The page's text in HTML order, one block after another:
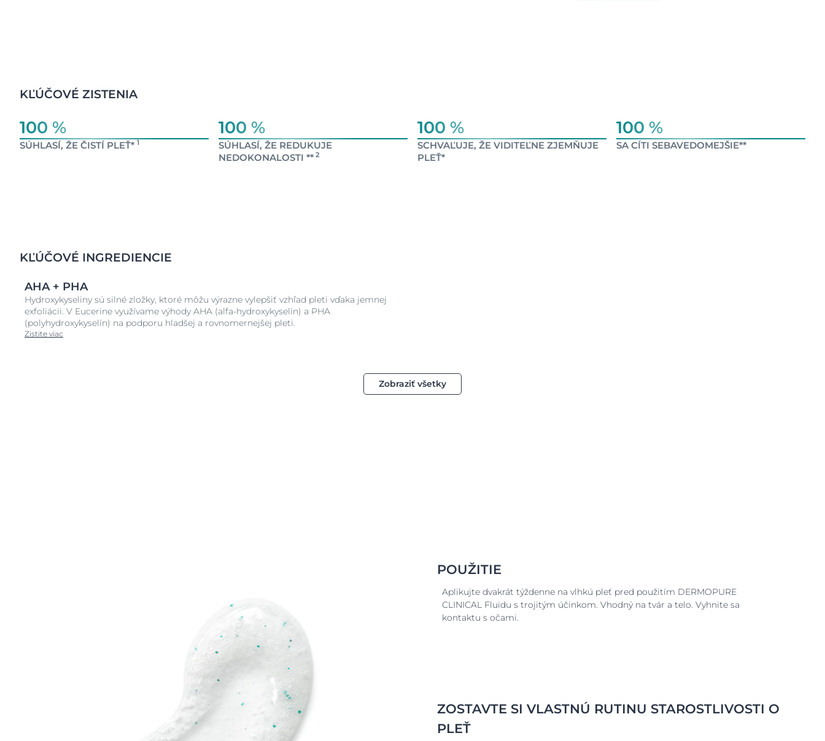
KĽÚČOVÉ ZISTENIA
100 %
SÚHLASÍ, ŽE ČISTÍ PLEŤ* 1
100 %
SÚHLASÍ, ŽE REDUKUJE
NEDOKONALOSTI ** 2
100 %
SCHVAĽUJE, ŽE VIDITEĽNE ZJEMŇUJE
PLEŤ*
100 %
SA CÍTI SEBAVEDOMEJŠIE**
KĽÚČOVÉ INGREDIENCIE
AHA + PHA
Hydroxykyseliny sú silné zložky, ktoré môžu výrazne vylepšiť vzhľad pleti vďaka jemnej
exfoliácii. V Eucerine využívame výhody AHA (alfa-hydroxykyselín) a PHA
(polyhydroxykyselín) na podporu hladšej a rovnomernejšej pleti.
Zistite viac
Zobraziť všetky
POUŽITIE
Aplikujte dvakrát týždenne na vlhkú pleť pred použitím DERMOPURE
CLINICAL Fluidu s trojitým účinkom. Vhodný na tvár a telo. Vyhnite sa
kontaktu s očami.
ZOSTAVTE SI VLASTNÚ RUTINU STAROSTLIVOSTI O
PLEŤ